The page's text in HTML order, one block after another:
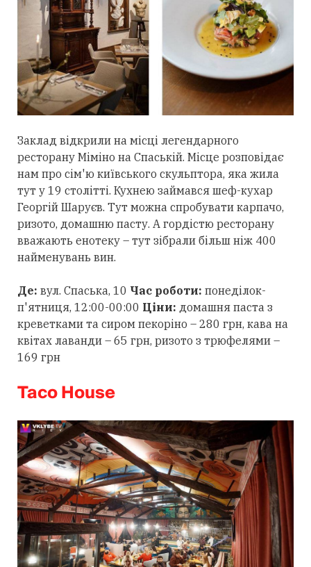
Заклад відкрили на місці легендарного
ресторану Міміно на Спаській. Місце розповідає
нам про сім'ю київського скульптора, яка жила
тут у 19 столітті. Кухнею займався шеф-кухар
Георгій Шаруєв. Тут можна спробувати карпачо,
ризото, домашню пасту. А гордістю ресторану
вважають енотеку – тут зібрали більш ніж 400
найменувань вин.
Де: вул. Спаська, 10 Час роботи: понеділок-
п'ятниця, 12:00-00:00 Ціни: домашня паста з
креветками та сиром пекоріно – 280 грн, кава на
квітах лаванди – 65 грн, ризото з трюфелями –
169 грн
Taco House